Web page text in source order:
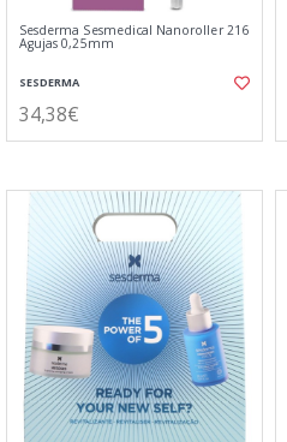
Sesderma Sesmedical Nanoroller 216
Agujas 0,25mm
SESDERMA
34,38€